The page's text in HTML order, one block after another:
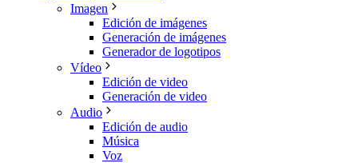
Imagen
Edición de imágenes
Generación de imágenes
Generador de logotipos
Vídeo
Edición de video
Generación de video
Audio
Edición de audio
Música
Voz